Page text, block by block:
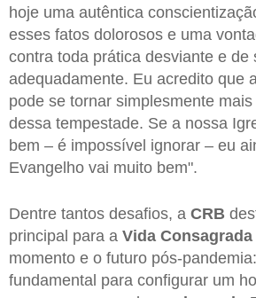
hoje uma autêntica
esses fatos dolorosos e uma
contra toda prática desviante e de
adequadamente. Eu acredito que
pode se tornar simplesmente
dessa tempestade. Se a nossa
bem – é impossível ignorar – eu
Evangelho vai muito bem".
Dentre tantos desafios, a CRB
principal para a Vida Consagrada
momento e o futuro pós-
fundamental para configurar um